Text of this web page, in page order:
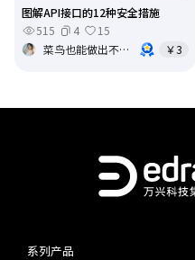
图解API接口的12种安全措施
515
4
15
菜鸟也能做出不可思议的事
￥3
系列产品